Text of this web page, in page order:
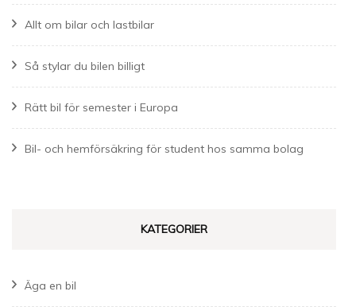
Allt om bilar och lastbilar
Så stylar du bilen billigt
Rätt bil för semester i Europa
Bil- och hemförsäkring för student hos samma bolag
KATEGORIER
Äga en bil